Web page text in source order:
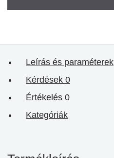
Leírás és paraméterek
Kérdések 0
Értékelés 0
Kategóriák